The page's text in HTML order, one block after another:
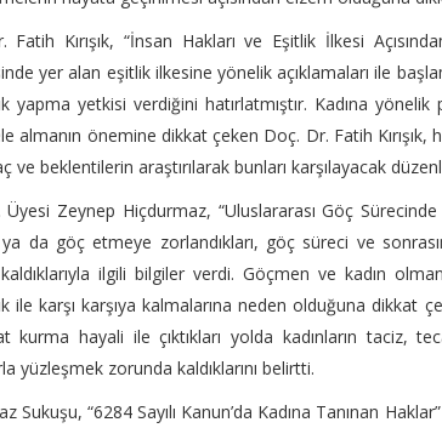
Fatih Kırışık, “İnsan Hakları ve Eşitlik İlkesi
yer alan eşitlik ilkesine yönelik açıklamaları ile
yapma yetkisi verdiğini hatırlatmıştır. Kadına
almanın önemine dikkat çeken Doç. Dr. Fatih
ve beklentilerin araştırılarak bunları karşılayacak
Zeynep Hiçdurmaz, “Uluslararası Göç Sürecinde
da göç etmeye zorlandıkları, göç süreci ve
ilgili bilgiler verdi. Göçmen ve kadın
ile karşı karşıya kalmalarına neden olduğuna
kurma hayali ile çıktıkları yolda kadınların taciz,
yüzleşmek zorunda kaldıklarını belirtti.
Sukuşu, “6284 Sayılı Kanun’da Kadına Tanınan